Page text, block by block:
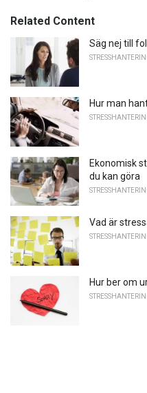
Related Content
Säg nej till
Hur man
Ekonomisk
du kan göra
Vad är
Hur ber om